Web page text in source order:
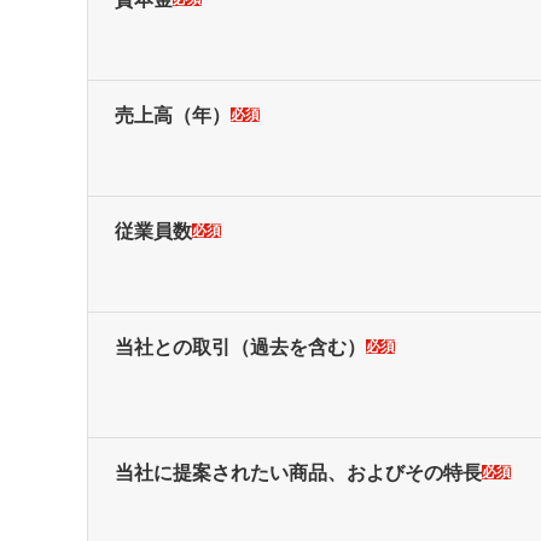
売上高 （年） 必須
従業員数必須
当社との取引 （過去を含む） 必須
当社に提案されたい商品、およびその特長必須